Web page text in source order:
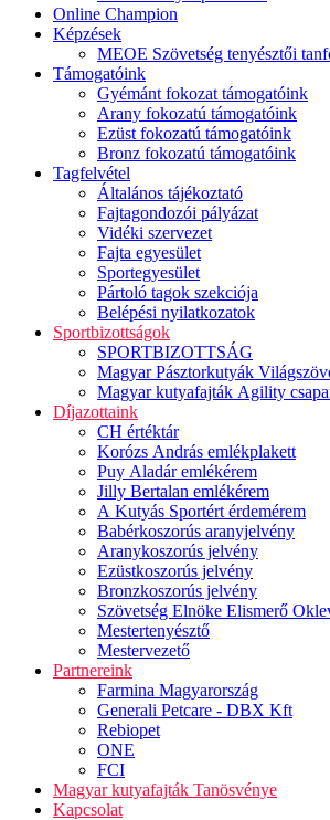
Online Champion
Képzések
MEOE Szövetség tenyésztői
Támogatóink
Gyémánt fokozat támogatóink
Arany fokozatú támogatóink
Ezüst fokozatú támogatóink
Bronz fokozatú támogatóink
Tagfelvétel
Általános tájékoztató
Fajtagondozói pályázat
Vidéki szervezet
Fajta egyesület
Sportegyesület
Pártoló tagok szekciója
Belépési nyilatkozatok
Sportbizottságok
SPORTBIZOTTSÁG
Magyar Pásztorkutyák
Magyar kutyafajták Agility
Díjazottaink
CH értéktár
Korózs András emlékplakett
Puy Aladár emlékérem
Jilly Bertalan emlékérem
A Kutyás Sportért érdemérem
Babérkoszorús aranyjelvény
Aranykoszorús jelvény
Ezüstkoszorús jelvény
Bronzkoszorús jelvény
Szövetség Elnöke Elismerő
Mestertenyésztő
Mestervezető
Partnereink
Farmina Magyarország
Generali Petcare - DBX Kft
Rebiopet
ONE
FCI
Magyar kutyafajták Tanösvénye
Kapcsolat